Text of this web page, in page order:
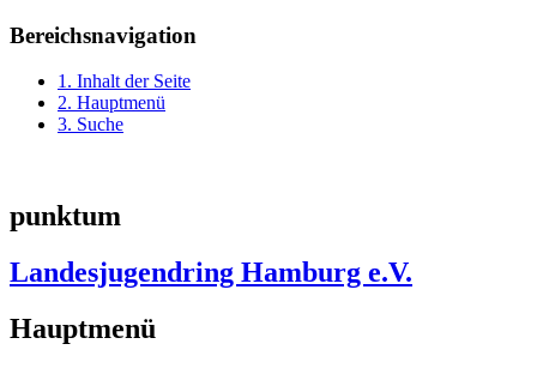
Bereichsnavigation
1. Inhalt der Seite
2. Hauptmenü
3. Suche
punktum
Landesjugendring Hamburg e.V.
Hauptmenü